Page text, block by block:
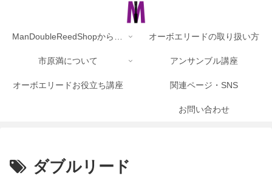
オーボエリードの取り扱い方
市原満について アンサンブル講座
オーボエリードお役立ち講座 関連ページ・SNS
お問い合わせ
ダブルリード